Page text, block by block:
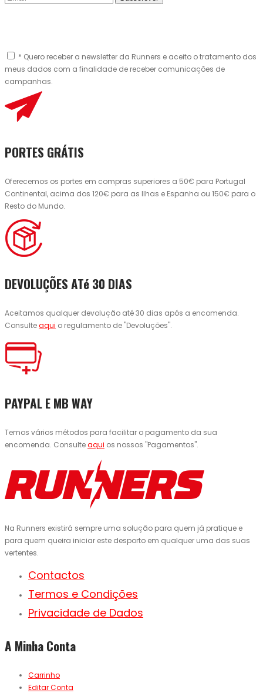
* Quero receber a newsletter da Runners e aceito o tratamento dos
meus dados com a finalidade de receber comunicações de
campanhas.
PORTES GRÁTIS
Oferecemos os portes em compras superiores a 50€ para Portugal
Continental, acima dos 120€ para as Ilhas e Espanha ou 150€ para o
Resto do Mundo.
DEVOLUÇÕES ATé 30 DIAS
Aceitamos qualquer devolução até 30 dias após a encomenda.
Consulteaqui o regulamento de "Devoluções".
PAYPAL E MB WAY
Temos vários métodos para facilitar o pagamento da sua
encomenda. Consulteaqui os nossos "Pagamentos".
Na Runners existirá sempre uma solução para quem já pratique e
para quem queira iniciar este desporto em qualquer uma das suas
vertentes.
Contactos
Termos e Condições
Privacidade de Dados
A Minha Conta
Carrinho
Editar Conta